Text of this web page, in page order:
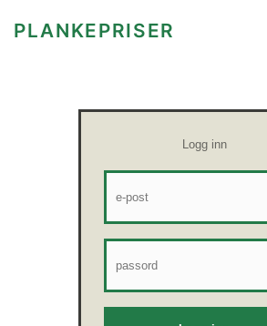
PLANKEPRISER
Logg inn